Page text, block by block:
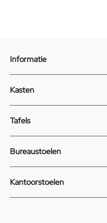
Informatie
Kasten
Tafels
Bureaustoelen
Kantoorstoelen